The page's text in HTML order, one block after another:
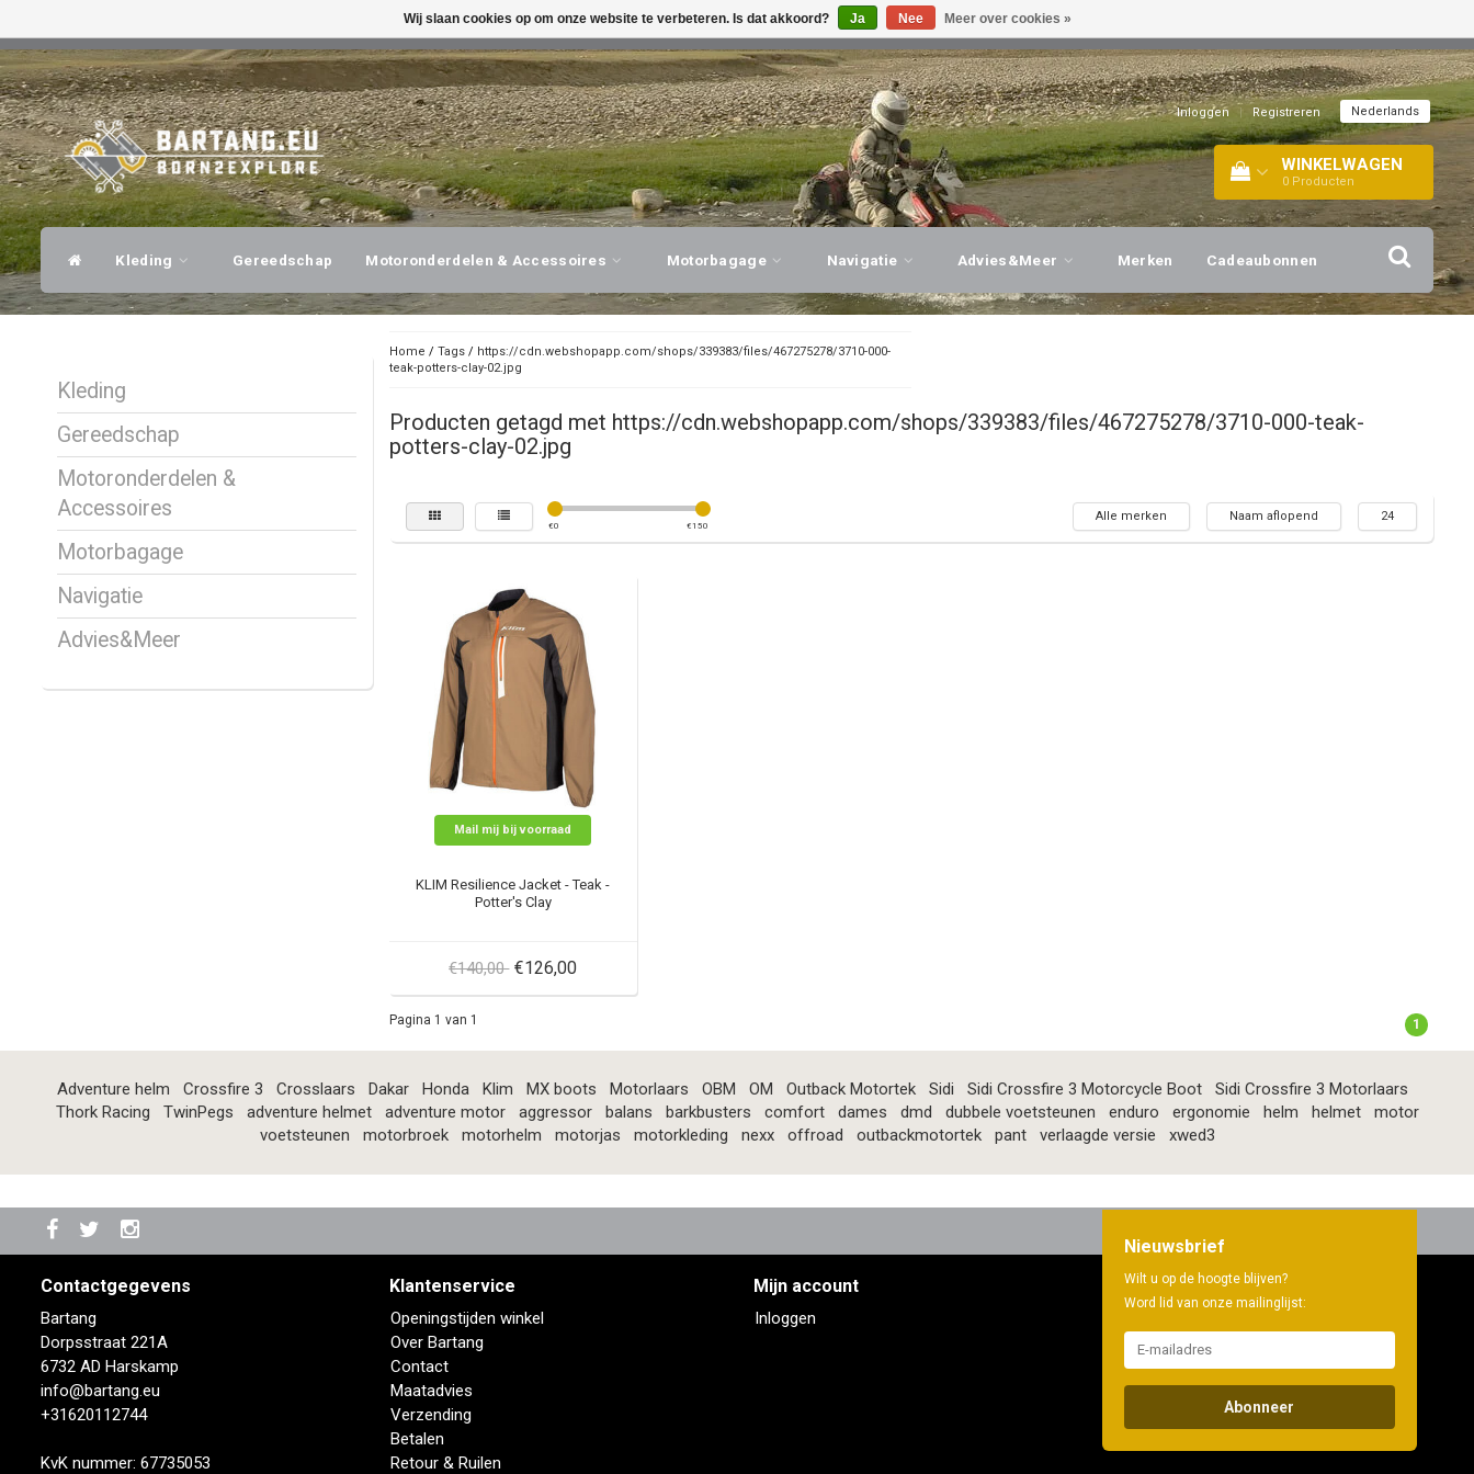
DESKUNDIG ADVIES, PERSOONLIJKE SERVICE! BEZOEK ONZE WINKEL!
Inloggen | Registreren Nederlands
WINKELWAGEN
0 Producten
Kleding Gereedschap Motoronderdelen & Accessoires Motorbagage Navigatie Advies&Meer Merken Cadeaubonnen
Kleding
Gereedschap
Motoronderdelen &
Accessoires
Motorbagage
Navigatie
Advies&Meer
Home / Tags/ https://cdn.webshopapp.com/shops/339383/files/467275278/3710-000-
teak-potters-clay-02.jpg
Producten getagd met https://cdn.webshopapp.com/shops/339383/files/467275278/3710-000-teak-
potters-clay-02.jpg
€0 €150
Alle merken Naam aflopend 24
Mail mij bij voorraad
KLIM Resilience Jacket - Teak -
Potter's Clay
€140,00 €126,00
Pagina 1 van 1 1
Adventure helm Crossfire 3 Crosslaars Dakar Honda Klim MX boots Motorlaars OBM OM Outback Motortek Sidi Sidi Crossfire 3 Motorcycle Boot
Sidi Crossfire 3 Motorlaars
Thork Racing
TwinPegs adventure helmet adventure motor aggressor balans barkbusters comfort dames dmd dubbele voetsteunen enduro ergonomie helm helmet
motor
voetsteunen
motorbroek motorhelm motorjas motorkleding nexx offroad outbackmotortek pant verlaagde versie xwed3
Contactgegevens
Bartang
Dorpsstraat 221A
6732 AD Harskamp
info@bartang.eu
+31620112744
KvK nummer: 67735053
Klantenservice
Openingstijden winkel
Over Bartang
Contact
Maatadvies
Verzending
Betalen
Retour & Ruilen
Mijn account
Inloggen
Nieuwsbrief
Wilt u op de hoogte blijven?
Word lid van onze mailinglijst:
Abonneer
Wij slaan cookies op om onze website te verbeteren. Is dat akkoord? Ja Nee Meer over cookies »